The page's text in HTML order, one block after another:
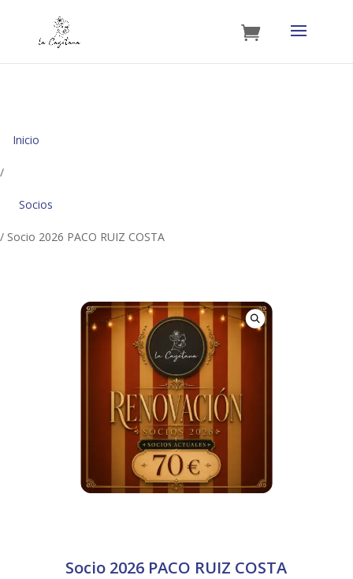
Inicio
/
Socios
/ Socio 2026 PACO RUIZ COSTA
Socio 2026 PACO RUIZ COSTA